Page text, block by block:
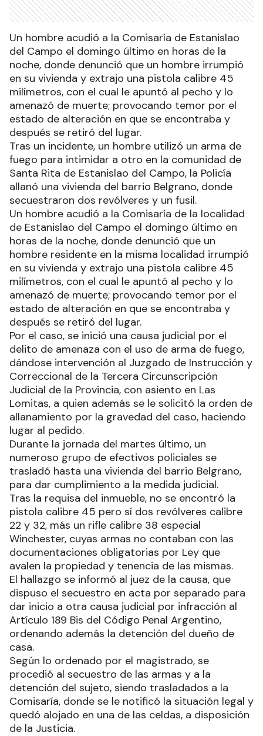
Un hombre acudió a la Comisaría de Estanislao
del Campo el domingo último en horas de la
noche, donde denunció que un hombre irrumpió
en su vivienda y extrajo una pistola calibre 45
milímetros, con el cual le apuntó al pecho y lo
amenazó de muerte; provocando temor por el
estado de alteración en que se encontraba y
después se retiró del lugar.
Tras un incidente, un hombre utilizó un arma de
fuego para intimidar a otro en la comunidad de
Santa Rita de Estanislao del Campo, la Policía
allanó una vivienda del barrio Belgrano, donde
secuestraron dos revólveres y un fusil.
Un hombre acudió a la Comisaría de la localidad
de Estanislao del Campo el domingo último en
horas de la noche, donde denunció que un
hombre residente en la misma localidad irrumpió
en su vivienda y extrajo una pistola calibre 45
milímetros, con el cual le apuntó al pecho y lo
amenazó de muerte; provocando temor por el
estado de alteración en que se encontraba y
después se retiró del lugar.
Por el caso, se inició una causa judicial por el
delito de amenaza con el uso de arma de fuego,
dándose intervención al Juzgado de Instrucción y
Correccional de la Tercera Circunscripción
Judicial de la Provincia, con asiento en Las
Lomitas, a quien además se le solicitó la orden de
allanamiento por la gravedad del caso, haciendo
lugar al pedido.
Durante la jornada del martes último, un
numeroso grupo de efectivos policiales se
trasladó hasta una vivienda del barrio Belgrano,
para dar cumplimiento a la medida judicial.
Tras la requisa del inmueble, no se encontró la
pistola calibre 45 pero sí dos revólveres calibre
22 y 32, más un rifle calibre 38 especial
Winchester, cuyas armas no contaban con las
documentaciones obligatorias por Ley que
avalen la propiedad y tenencia de las mismas.
El hallazgo se informó al juez de la causa, que
dispuso el secuestro en acta por separado para
dar inicio a otra causa judicial por infracción al
Artículo 189 Bis del Código Penal Argentino,
ordenando además la detención del dueño de
casa.
Según lo ordenado por el magistrado, se
procedió al secuestro de las armas y a la
detención del sujeto, siendo trasladados a la
Comisaría, donde se le notificó la situación legal y
quedó alojado en una de las celdas, a disposición
de la Justicia.